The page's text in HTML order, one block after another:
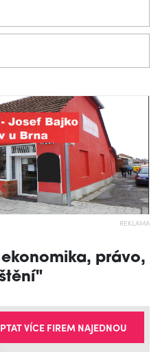
REKLAMA
právo,
VÍCE FIREM NAJEDNOU